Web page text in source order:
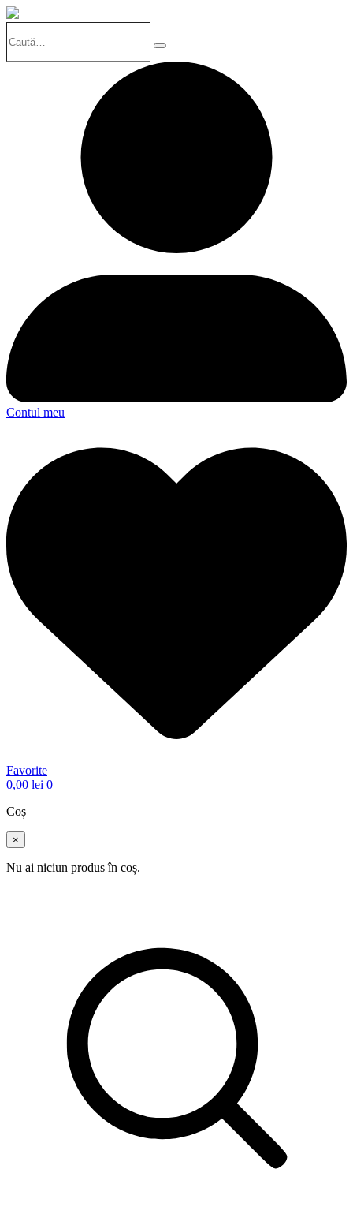
Search
Contul meu
Favorite
0,00 lei 0
Coș
×
Nu ai niciun produs în coș.